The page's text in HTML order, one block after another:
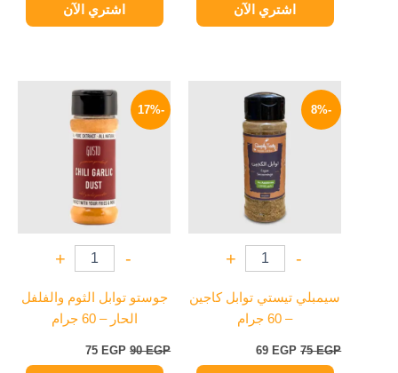
اشتري الآن اشتري الآن
-8%
-
+
سيمبلي تيستي توابل كاجين
– 60 جرام
75EGP
الأصلي
هو:
75 EGP.
69 EGP
الحالي
هو:
69 EGP.
-17%
-
+
جوستو توابل الثوم والفلفل
الحار – 60 جرام
90EGP
السعر
هو:
90 EGP.
75 EGP
السعر
الحالي
هو:
75 EGP.